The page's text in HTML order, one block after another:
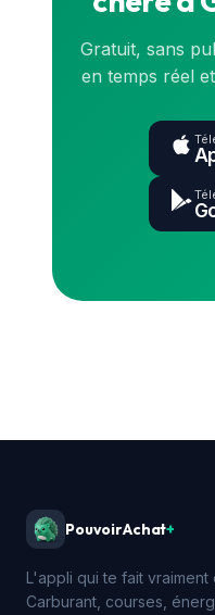
Gratuit, sans
en temps réel
PouvoirAchat+
L'appli qui te fait vraiment
Carburant, courses,